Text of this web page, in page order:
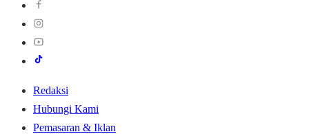
Redaksi
Hubungi Kami
Pemasaran & Iklan